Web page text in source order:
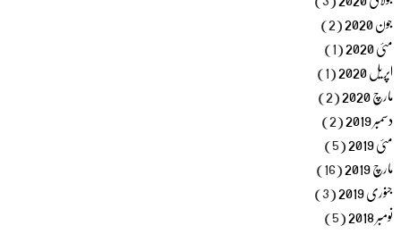
جون 2020 (2)
مئی 2020 (1)
اپریل 2020 (1)
مارچ 2020 (2)
دسمبر 2019 (2)
مئی 2019 (5)
مارچ 2019 (16)
جنوری 2019 (3)
نومبر 2018 (5)